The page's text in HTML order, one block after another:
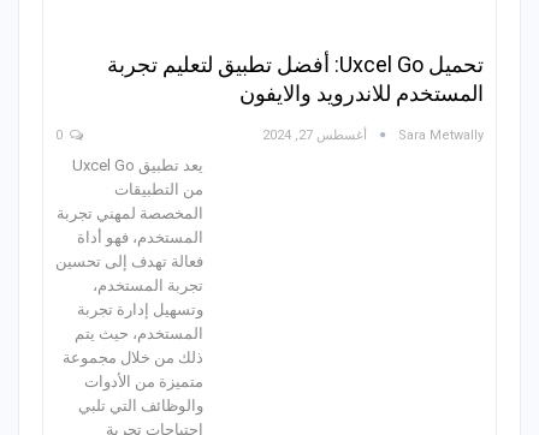
تحميل Uxcel Go: أفضل تطبيق لتعليم تجربة
المستخدم للاندرويد والايفون
Sara Metwally أغسطس 27, 2024
يعد تطبيق Uxcel Go
من التطبيقات
المخصصة لمهني تجربة
المستخدم، فهو أداة
فعالة تهدف إلى تحسين
تجربة المستخدم،
وتسهيل إدارة تجربة
المستخدم، حيث يتم
ذلك من خلال مجموعة
متميزة من الأدوات
والوظائف التي تلبي
احتياجات تجربة